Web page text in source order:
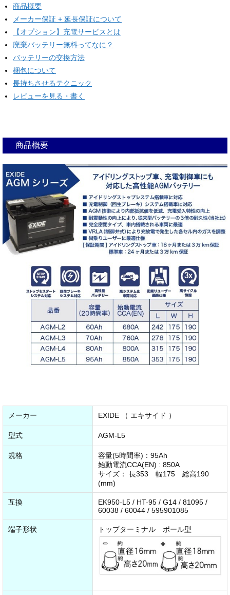
商品概要
メーカー保証 + 延長保証について
【オプション】充電サービスとは
廃棄バッテリー無料ってなに？
バッテリーの交換方法
梱包について
長持ちさせるテクニック
レビューを見る・書く
商品概要
メーカー EXIDE （ エキサイド ）
型式 AGM-L5
規格
容量(5時間率)：95Ah
始動電流CCA(EN) : 850A
サイズ： 長353 幅175 総高190
(mm)
互換
EK950-L5 / HT-95 / G14 / 81095 /
60038 / 60044 / 595901085
端子形状 トップターミナル ポール型